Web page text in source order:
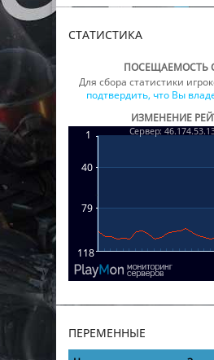
СТАТИСТИКА
ПОСЕЩАЕМОСТЬ
Для сбора статистики
подтвердить, что Вы
ИЗМЕНЕНИЕ
ПЕРЕМЕННЫЕ